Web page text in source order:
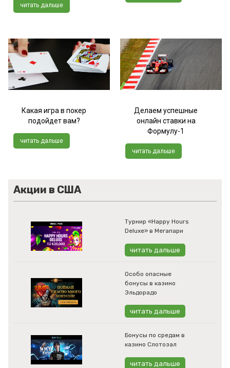
читать дальше
Какая игра в покер
подойдет вам?
читать дальше
Делаем успешные
онлайн ставки на
Формулу-1
читать дальше
Акции в США
Турнир «Happy Hours
Deluxe» в Мегапари
читать дальше
Особо опасные
бонусы в казино
Эльдорадо
читать дальше
Бонусы по средам в
казино Слотозал
читать дальше